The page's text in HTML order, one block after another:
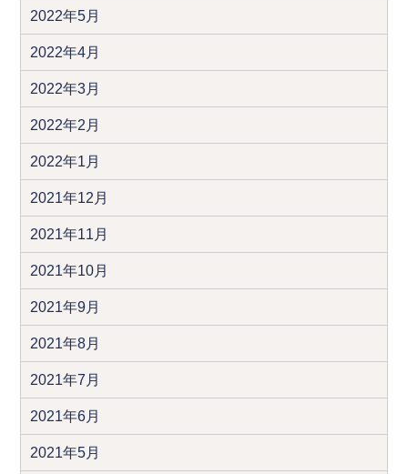
2022年5月
2022年4月
2022年3月
2022年2月
2022年1月
2021年12月
2021年11月
2021年10月
2021年9月
2021年8月
2021年7月
2021年6月
2021年5月